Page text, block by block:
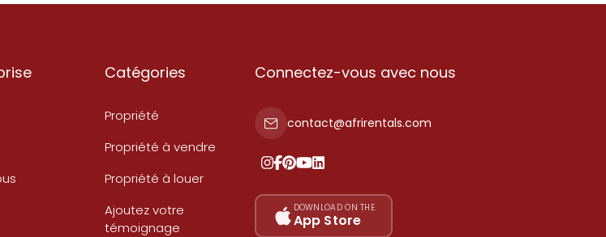
Catégories
Propriété
Propriété à vendre
Propriété à louer
Ajoutez votre
témoignage
Connectez-vous avec nous
contact@afrirentals.com
DOWNLOAD ON THE
App Store